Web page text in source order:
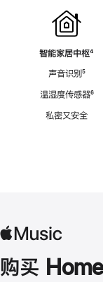
智能家居中枢脚
⁴
声音识别脚
⁵
温湿度传感器脚
⁶
私密又安全
购买